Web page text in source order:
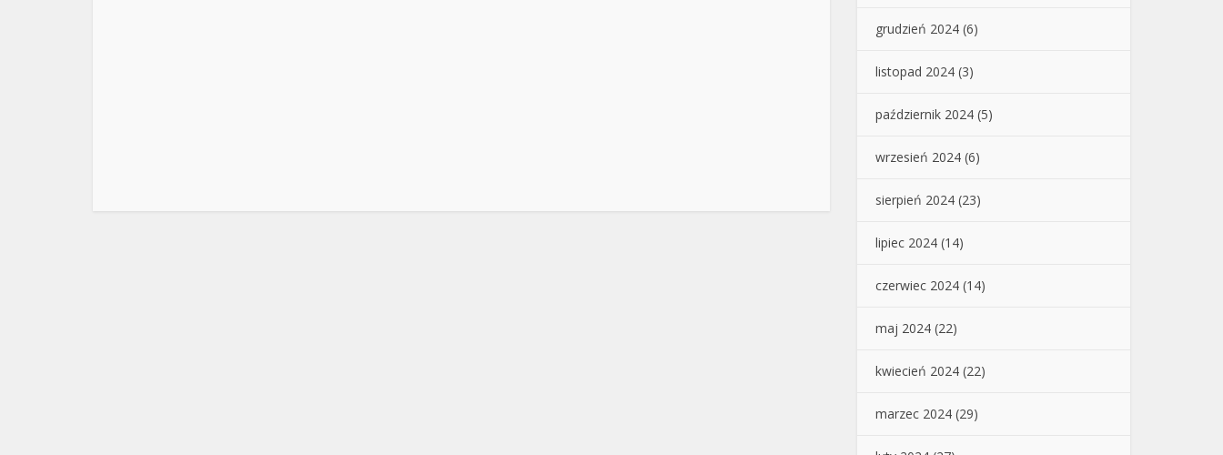
grudzień 2024 (6)
listopad 2024 (3)
październik 2024 (5)
wrzesień 2024 (6)
sierpień 2024 (23)
lipiec 2024 (14)
czerwiec 2024 (14)
maj 2024 (22)
kwiecień 2024 (22)
marzec 2024 (29)